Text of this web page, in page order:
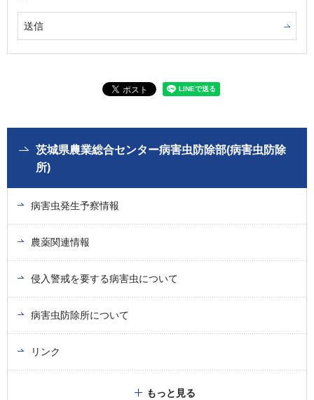
茨城県農業総合センター病害虫防除部(病害虫防除
所)
病害虫発生予察情報
農薬関連情報
侵入警戒を要する病害虫について
病害虫防除所について
リンク
もっと見る